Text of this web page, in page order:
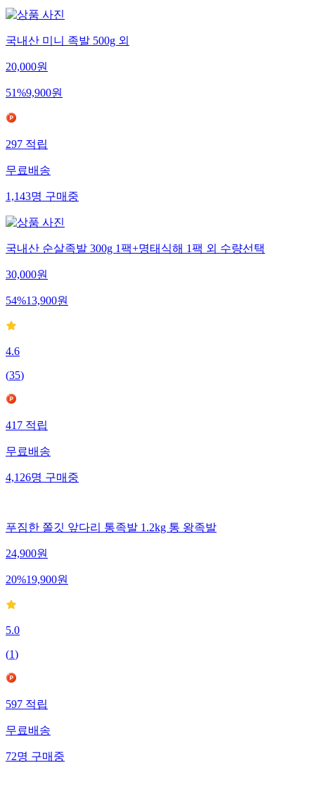
국내산 미니 족발 500g 외
20,000원
51%9,900원
297 적립
무료배송
1,143명 구매중
국내산 순살족발 300g 1팩+명태식해 1팩 외 수량선택
30,000원
54%13,900원
4.6
(35)
417 적립
무료배송
4,126명 구매중
푸짐한 쫄깃 앞다리 통족발 1.2kg 통 왕족발
24,900원
20%19,900원
5.0
(1)
597적립
무료배송
72명구매중